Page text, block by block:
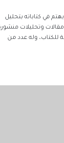
في كتاباته بتحليل
وتحليلات
للكتاب، وله عدد من